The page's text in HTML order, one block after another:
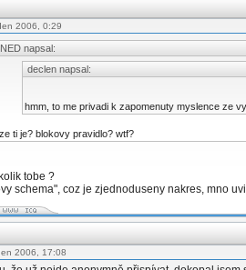
2006, 0:29
napsal:
declen napsal:
hmm, to me privadi k zapomenuty myslence ze
ti je? blokovy pravidlo? wtf?
tobe ?
schema", coz je zjednoduseny nakres, mno
2006, 17:08